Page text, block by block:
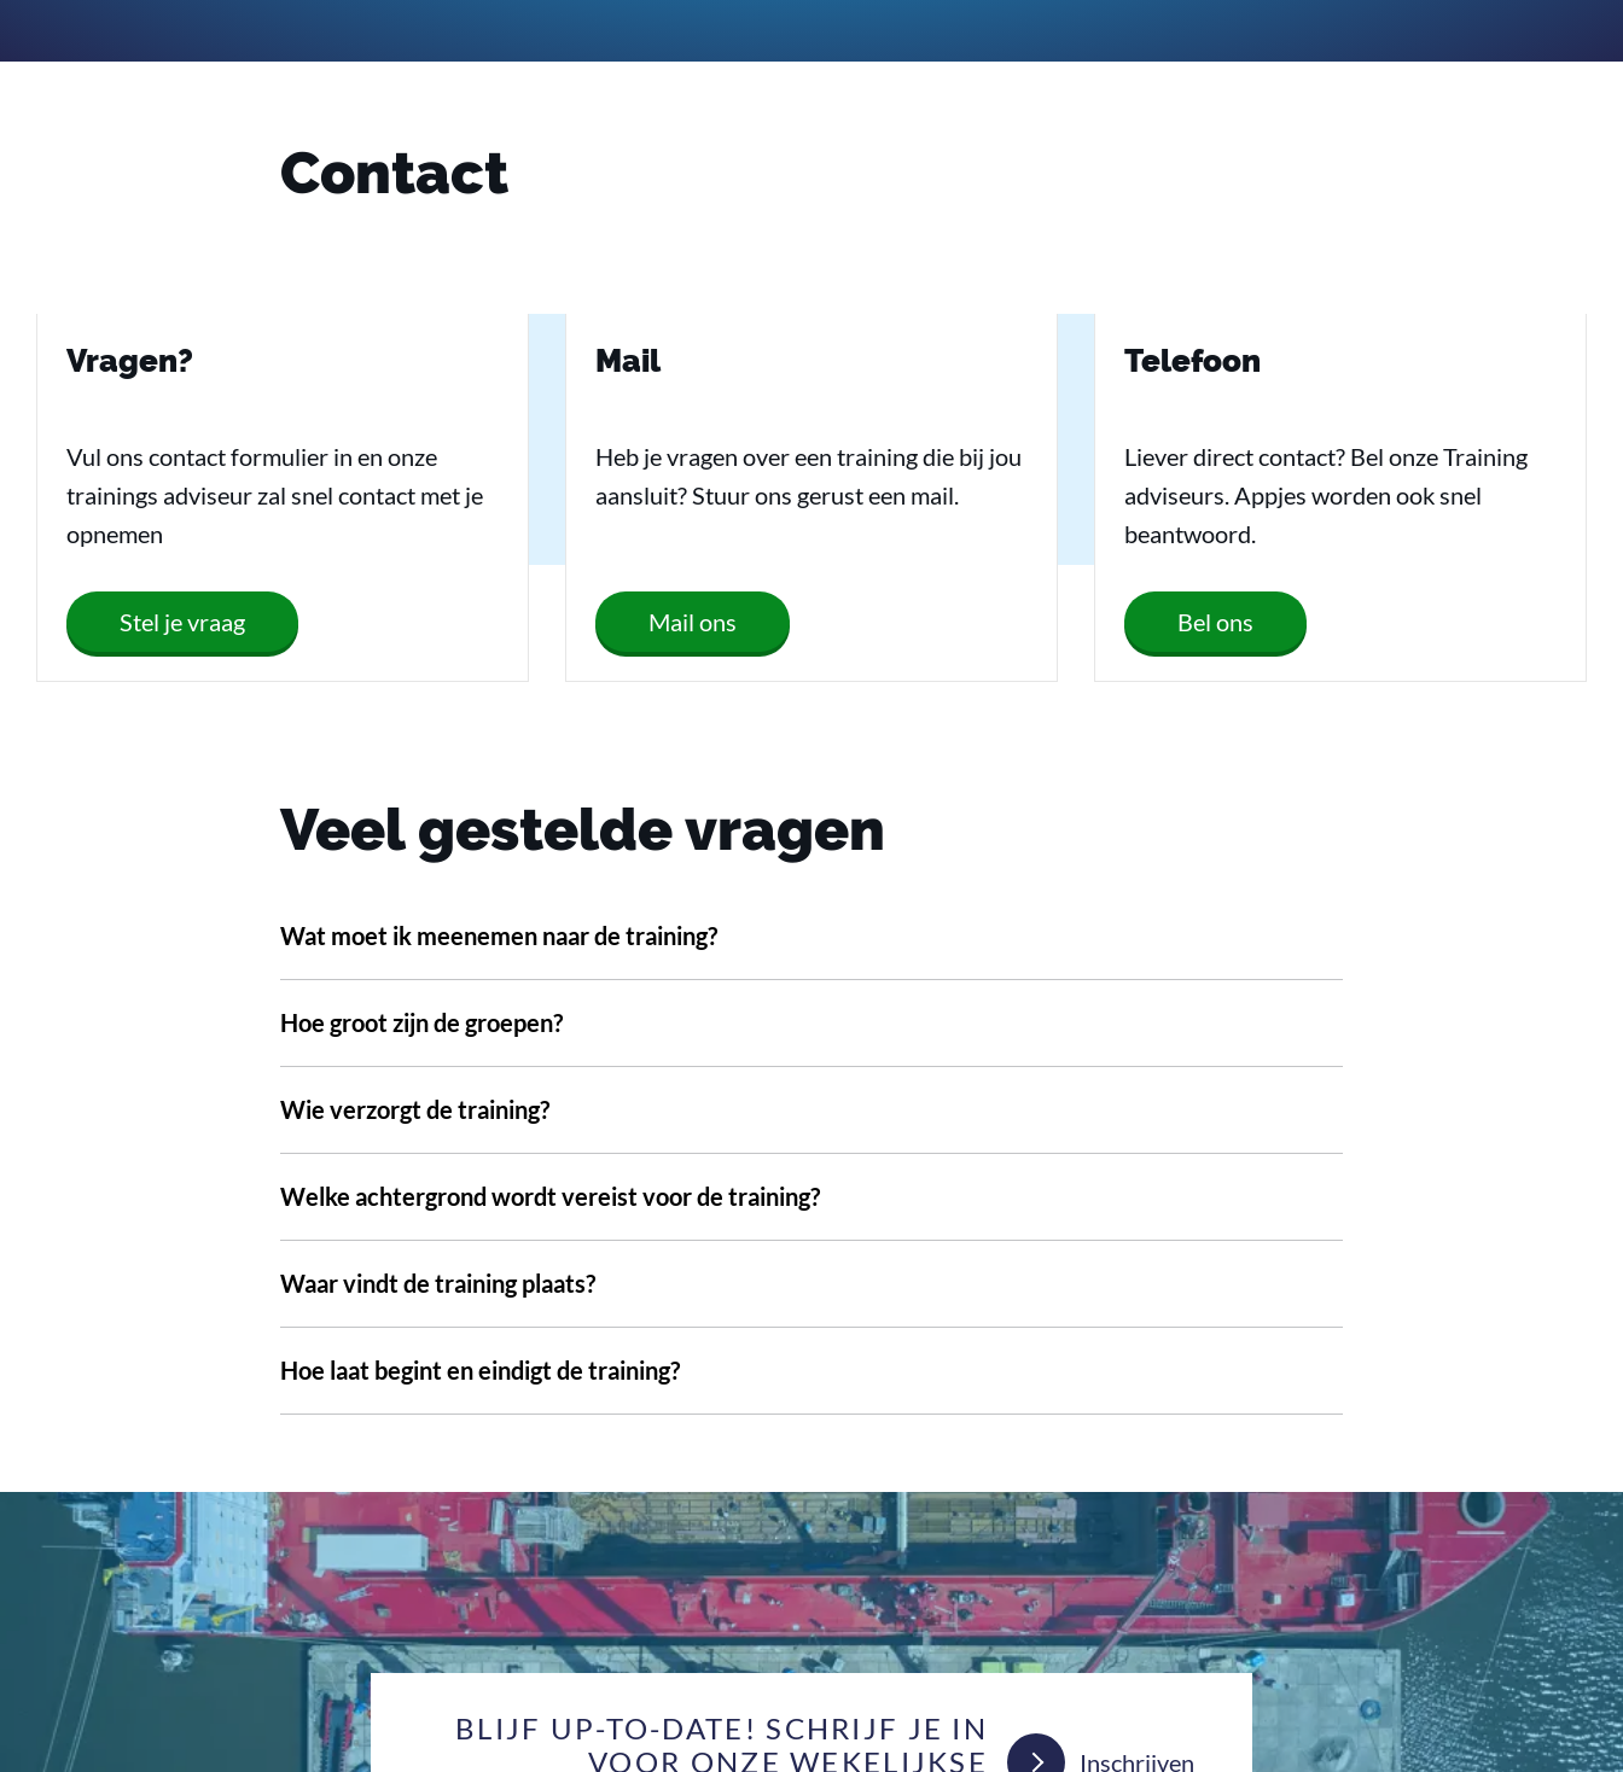
Contact
Vragen?
Vul ons contact formulier in en onze
trainings adviseur zal snel contact met je
opnemen
Stel je vraag
Mail
Heb je vragen over een training die bij jou
aansluit? Stuur ons gerust een mail.
Mail ons
Telefoon
Liever direct contact? Bel onze Training
adviseurs. Appjes worden ook snel
beantwoord.
Bel ons
Veel gestelde vragen
Wat moet ik meenemen naar de training?
Hoe groot zijn de groepen?
Wie verzorgt de training?
Welke achtergrond wordt vereist voor de training?
Waar vindt de training plaats?
Hoe laat begint en eindigt de training?
BLIJF UP-TO-DATE! SCHRIJF JE IN
VOOR ONZE WEKELIJKSE
Inschrijven